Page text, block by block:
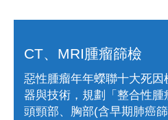
●多點式自動化曝光裝置
●攝影速度快、輻射劑量
●專為東方人體形設計的
CT、MRI腫瘤篩檢
惡性腫瘤年年蠑聯十大死
器與技術，規劃「整合性腫
頭頸部、胸部(含早期肺癌